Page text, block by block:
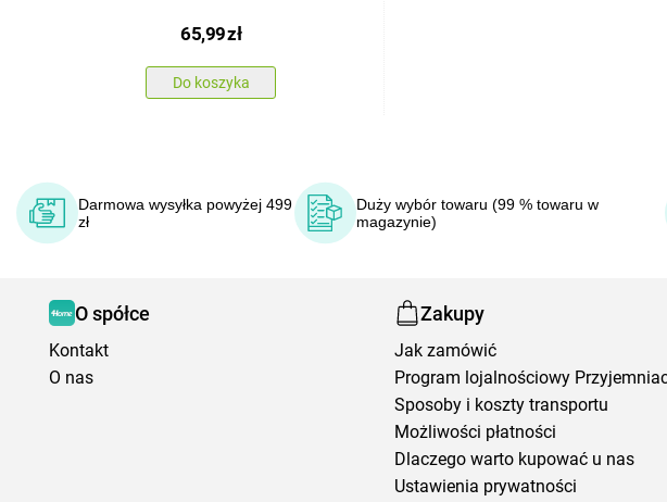
65,99zł
Do koszyka
Darmowa wysyłka powyżej 499
zł
Duży wybór towaru (99 % towaru w
magazynie)
O spółce
Kontakt
O nas
Zakupy
Jak zamówić
Program lojalnościowy
Sposoby i koszty transportu
Możliwości płatności
Dlaczego warto kupować u nas
Ustawienia prywatności